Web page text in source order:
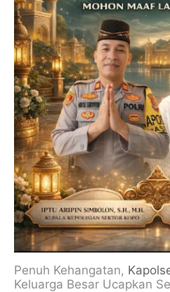
Penuh Kehangatan,
Keluarga Besar Ucapkan